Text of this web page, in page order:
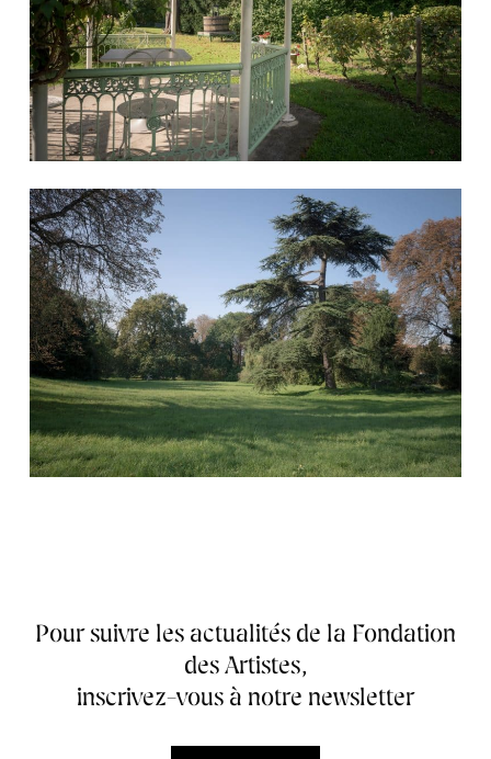
Pour suivre les actualités de la Fondation
des Artistes,
inscrivez-vous à notre newsletter